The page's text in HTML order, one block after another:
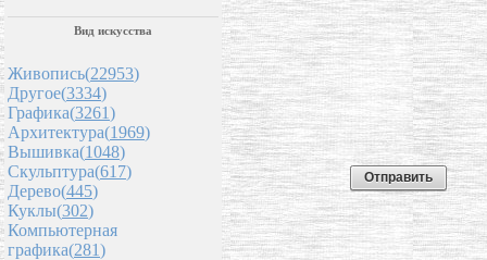
Вид искусства
Живопись(22953)
Другое(3334)
Графика(3261)
Архитектура(1969)
Вышивка(1048)
Скульптура(617)
Дерево(445)
Куклы(302)
Компьютерная
графика(281)